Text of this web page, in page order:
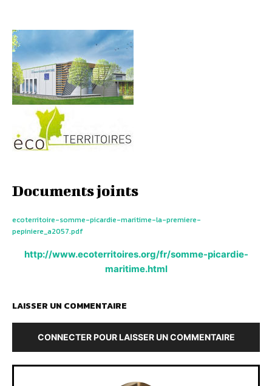
Documents joints
ecoterritoire-somme-picardie-maritime-la-premiere-
pepiniere_a2057.pdf
http://www.ecoterritoires.org/fr/somme-picardie-
maritime.html
LAISSER UN COMMENTAIRE
CONNECTER POUR LAISSER UN COMMENTAIRE